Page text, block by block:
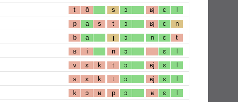
t ɑ̃ s ɔ ʁj ɛ l
p a s t ɔ ʁj ɛ n
b a j ɔ n ɛ t
ʁ i n ɔ ɛ l
v ɛ k t ɔ ʁj ɛ l
s ɛ k t ɔ ʁj ɛ l
k ɔ ʁ p ɔ ʁ ɛ l